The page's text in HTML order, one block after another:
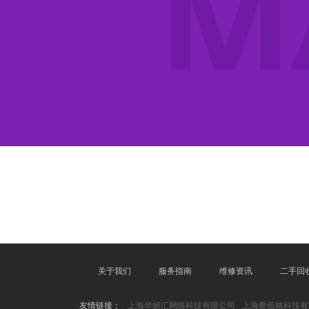
关于我们 服务指南 维修资讯 二手回
友情链接： 上海华妍汇网络科技有限公司 上海希佰格科技